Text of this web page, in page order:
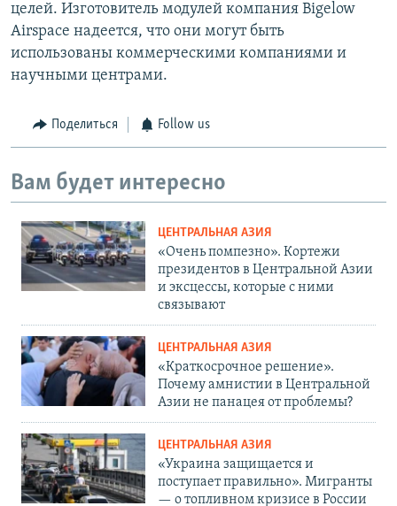
целей. Изготовитель модулей компания Bigelow
Airspace надеется, что они могут быть
использованы коммерческими компаниями и
научными центрами.
Поделиться Follow us
Вам будет интересно
ЦЕНТРАЛЬНАЯ АЗИЯ
«Очень помпезно». Кортежи
президентов в Центральной Азии
и эксцессы, которые с ними
связывают
ЦЕНТРАЛЬНАЯ АЗИЯ
«Краткосрочное решение».
Почему амнистии в Центральной
Азии не панацея от проблемы?
ЦЕНТРАЛЬНАЯ АЗИЯ
«Украина защищается и
поступает правильно». Мигранты
— о топливном кризисе в России